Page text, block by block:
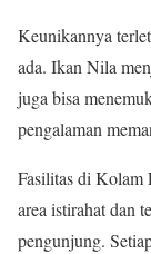
Keunikannya
ada. Ikan Nila
juga bisa
pengalaman
Fasilitas di Kolam
area istirahat dan
pengunjung.